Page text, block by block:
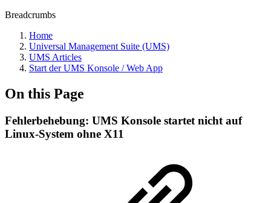
Breadcrumbs
Home
Universal Management Suite (UMS)
UMS Articles
Start der UMS Konsole / Web App
On this Page
Fehlerbehebung: UMS Konsole startet nicht auf
Linux-System ohne X11